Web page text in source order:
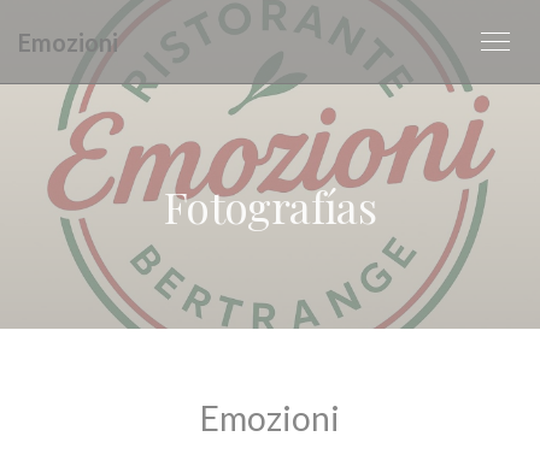
Personalización de sus opciones de cookies
Emozioni
Fotografías
Emozioni